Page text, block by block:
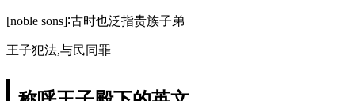
[noble sons]∶古时也泛指贵族子弟
王子犯法,与民同罪